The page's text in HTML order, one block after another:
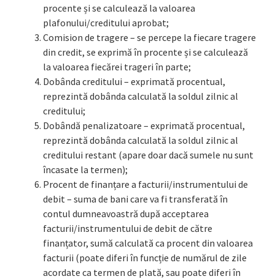
procente și se calculează la valoarea
plafonului/creditului aprobat;
Comision de tragere – se percepe la fiecare tragere
din credit, se exprimă în procente și se calculează
la valoarea fiecărei trageri în parte;
Dobânda creditului – exprimată procentual,
reprezintă dobânda calculată la soldul zilnic al
creditului;
Dobândă penalizatoare – exprimată procentual,
reprezintă dobânda calculată la soldul zilnic al
creditului restant (apare doar dacă sumele nu sunt
încasate la termen);
Procent de finanțare a facturii/instrumentului de
debit – suma de bani care va fi transferată în
contul dumneavoastră după acceptarea
facturii/instrumentului de debit de către
finanțator, sumă calculată ca procent din valoarea
facturii (poate diferi în funcție de numărul de zile
acordate ca termen de plată, sau poate diferi în